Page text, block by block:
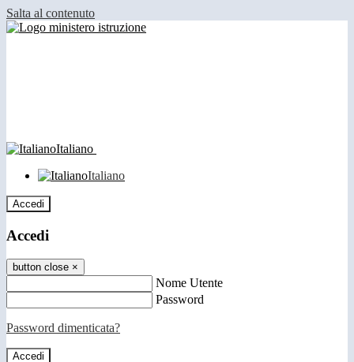
Salta al contenuto
Italiano
Italiano
Accedi
Accedi
button close ×
Nome Utente
Password
Password dimenticata?